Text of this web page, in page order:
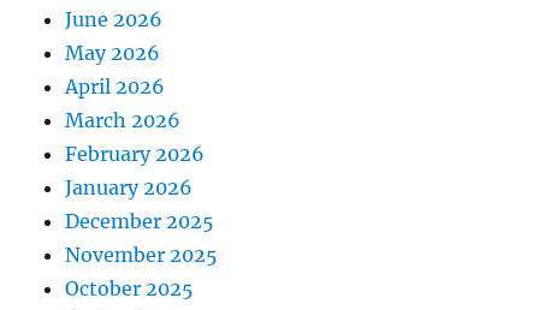
June 2026
May 2026
April 2026
March 2026
February 2026
January 2026
December 2025
November 2025
October 2025